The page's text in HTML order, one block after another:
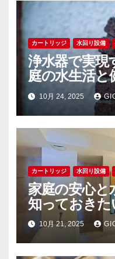
ン
カートリッジ 水回り設備
浄水器で実現
庭の水生活
10月 24, 2025
カートリッジ 水回り設備
家庭の安心と
知っておきた
活用術
10月 21, 2025